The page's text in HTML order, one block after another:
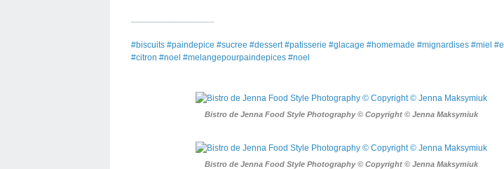
#biscuits #paindepice #sucree #dessert #patisserie #glacage #homemade #mignardises #miel
#citron #noel #melangepourpaindepices #noel
Bistro de Jenna Food Style Photography © Copyright © Jenna Maksymiuk
Bistro de Jenna Food Style Photography © Copyright © Jenna Maksymiuk